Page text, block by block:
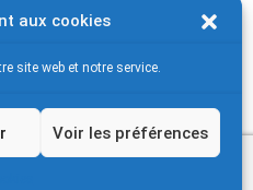
aux cookies
site web et notre service.
Voir les préférences